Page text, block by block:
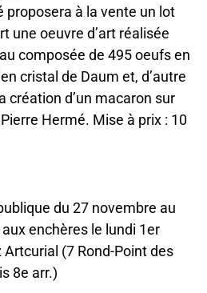
proposera à la vente un lot
une oeuvre d’art réalisée
composée de 495 oeufs en
cristal de Daum et, d’autre
création d’un macaron sur
Hermé. Mise à prix : 10
du 27 novembre au
enchères le lundi 1er
(7 Rond-Point des
8e arr.)